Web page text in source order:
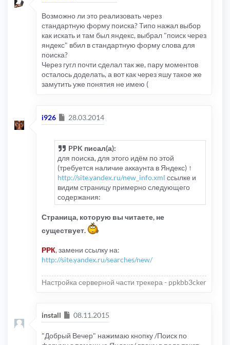
Возможно ли это реализовать через
стандартную форму поиска? Типо нажал выбор
как искать и там был яндекс, выбрал "поиск через
яндекс" вбил в стандартную форму слова для
поиска?
Через гугл почти сделал так же, пару моментов
осталось доделать, а вот как через яшу такое же
замутить уже понятия не имею (
i926 Сообщение
28.03.2014
PPK писал(а):
для поиска, для этого идём по этой
(требуется наличие аккаунта в Яндекс) ↑
http://site.yandex.ru/new_info.xml ссылке и
видим страницу примерно следующего
содержания:
Страница, которую вы читаете, не
существует.
РРК, замени ссылку на:
http://site.yandex.ru/searches/new/
Настройка серверной части трекера - ppkbb3cker
install Сообщение
08.11.2015
"Добрый Вечер" нажимаю кнопку /Поиск по